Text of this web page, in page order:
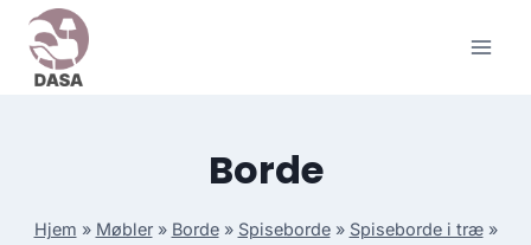
Skip
content
Borde
Hjem » Møbler» Borde» Spiseborde» Spiseborde i træ»